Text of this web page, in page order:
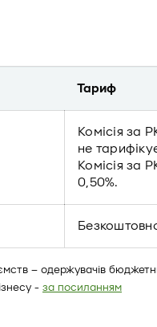
Тариф
Комісія за
не
Комісія за
0,50%.
– одержувачів
- за посиланням